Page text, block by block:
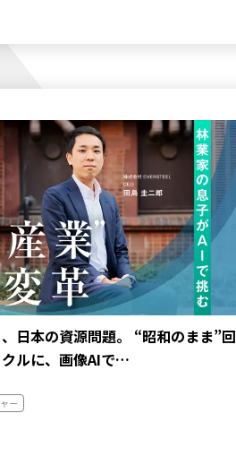
日本の資源問題。 “昭和のまま”回
ルに、画像AIで…
ー